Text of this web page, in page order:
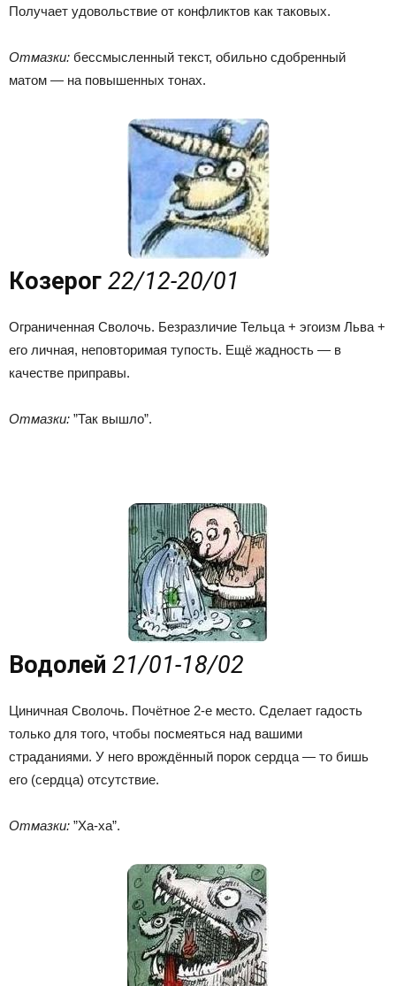
Получает удовольствие от конфликтов как таковых.
Отмазки: бессмысленный текст, обильно сдобренный
матом — на повышенных тонах.
Козерог 22/12-20/01
Ограниченная Сволочь. Безразличие Тельца + эгоизм Льва +
его личная, неповторимая тупость. Ещё жадность — в
качестве приправы.
Отмазки: ”Так вышло”.
Водолей 21/01-18/02
Циничная Сволочь. Почётное 2-е место. Сделает гадость
только для того, чтобы посмеяться над вашими
страданиями. У него врождённый порок сердца — то бишь
его (сердца) отсутствие.
Отмазки: ”Ха-ха”.